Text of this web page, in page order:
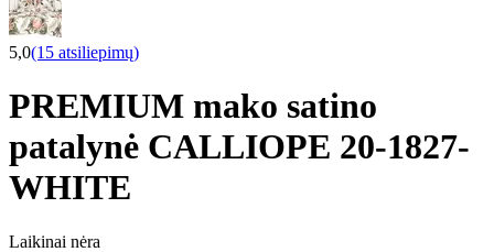
5,0(15 atsiliepimų)
PREMIUM mako satino
patalynė CALLIOPE 20-1827-
WHITE
Laikinai nėra